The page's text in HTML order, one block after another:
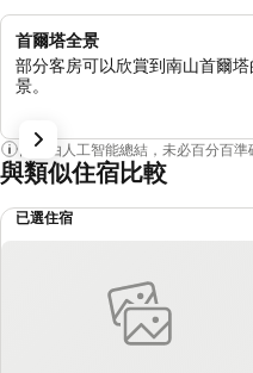
首爾塔全景
部分客房可以欣賞到南山首爾
景。
內容由人工智能總結，未必百分百準
與類似住宿比較
已選住宿